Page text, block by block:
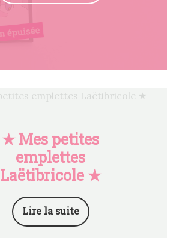
★ Mes petites
emplettes
Laëtibricole ★
Lire la suite